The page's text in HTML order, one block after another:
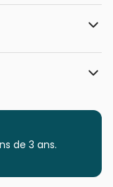
Adultes (500 à
de 3 ans.